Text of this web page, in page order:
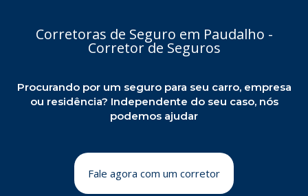
Corretoras de Seguro em Paudalho -
Corretor de Seguros
Procurando por um seguro para seu carro, empresa
ou residência? Independente do seu caso, nós
podemos ajudar
Fale agora com um corretor